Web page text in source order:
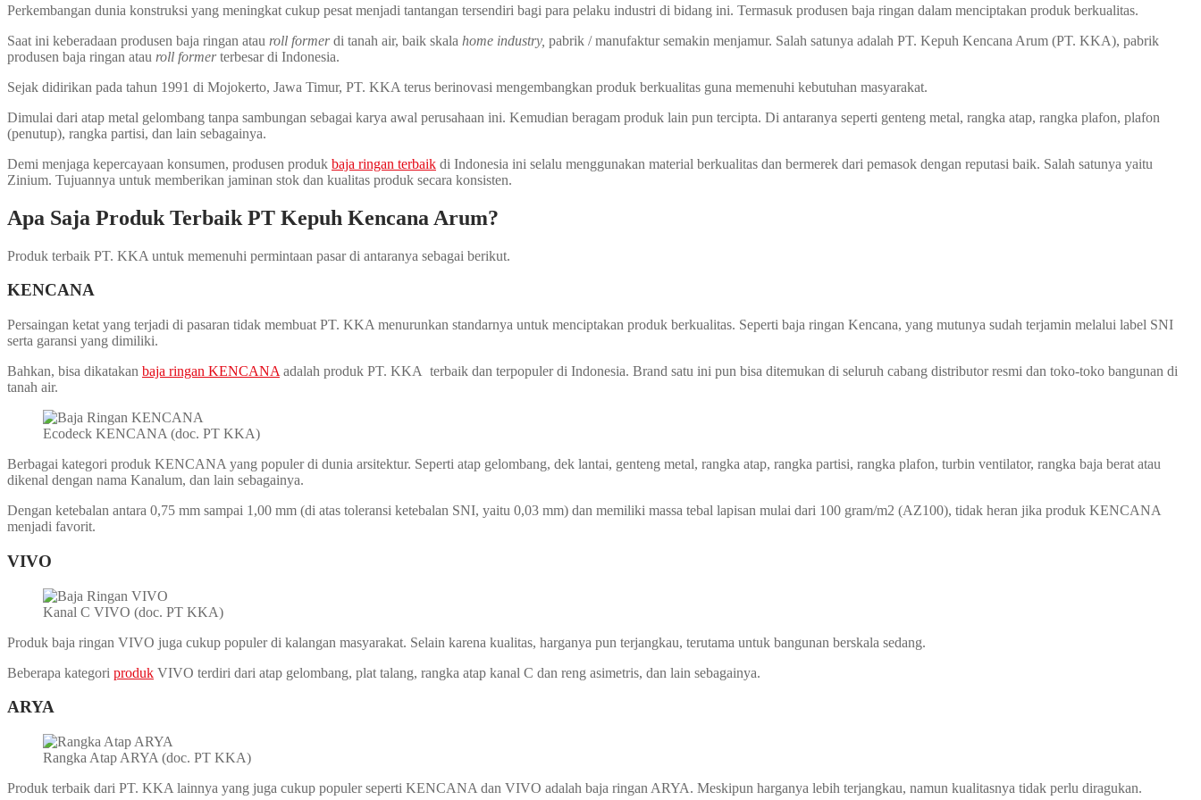
Perkembangan dunia konstruksi yang meningkat cukup pesat menjadi tantangan tersendiri bagi para pelaku industri di bidang ini. Termasuk produsen baja ringan dalam menciptakan produk berkualitas.
Saat ini keberadaan produsen baja ringan atau roll formerdi tanah air, baik skala home industry, pabrik / manufaktur semakin menjamur. Salah satunya adalah PT. Kepuh Kencana Arum (PT. KKA), pabrik
produsen baja ringan atau roll formerterbesar di Indonesia.
Sejak didirikan pada tahun 1991 di Mojokerto, Jawa Timur, PT. KKA terus berinovasi mengembangkan produk berkualitas guna memenuhi kebutuhan masyarakat.
Dimulai dari atap metal gelombang tanpa sambungan sebagai karya awal perusahaan ini. Kemudian beragam produk lain pun tercipta. Di antaranya seperti genteng metal, rangka atap, rangka plafon, plafon
(penutup), rangka partisi, dan lain sebagainya.
Demi menjaga kepercayaan konsumen, produsen produk baja ringan terbaik di Indonesia ini selalu menggunakan material berkualitas dan bermerek dari pemasok dengan reputasi baik. Salah satunya yaitu
Zinium. Tujuannya untuk memberikan jaminan stok dan kualitas produk secara konsisten.
Apa Saja Produk Terbaik PT Kepuh Kencana Arum?
Produk terbaik PT. KKA untuk memenuhi permintaan pasar di antaranya sebagai berikut.
KENCANA
Persaingan ketat yang terjadi di pasaran tidak membuat PT. KKA menurunkan standarnya untuk menciptakan produk berkualitas. Seperti baja ringan Kencana, yang mutunya sudah terjamin melalui label SNI
serta garansi yang dimiliki.
Bahkan, bisa dikatakan baja ringan KENCANA adalah produk PT. KKA terbaik dan terpopuler di Indonesia. Brand satu ini pun bisa ditemukan di seluruh cabang distributor resmi dan toko-toko bangunan di
tanah air.
Ecodeck KENCANA (doc. PT KKA)
Berbagai kategori produk KENCANA yang populer di dunia arsitektur. Seperti atap gelombang, dek lantai, genteng metal, rangka atap, rangka partisi, rangka plafon, turbin ventilator, rangka baja berat atau
dikenal dengan nama Kanalum, dan lain sebagainya.
Dengan ketebalan antara 0,75 mm sampai 1,00 mm (di atas toleransi ketebalan SNI, yaitu 0,03 mm) dan memiliki massa tebal lapisan mulai dari 100 gram/m2 (AZ100), tidak heran jika produk KENCANA
menjadi favorit.
VIVO
Kanal C VIVO (doc. PT KKA)
Produk baja ringan VIVO juga cukup populer di kalangan masyarakat. Selain karena kualitas, harganya pun terjangkau, terutama untuk bangunan berskala sedang.
Beberapa kategori produk VIVO terdiri dari atap gelombang, plat talang, rangka atap kanal C dan reng asimetris, dan lain sebagainya.
ARYA
Rangka Atap ARYA (doc. PT KKA)
Produk terbaik dari PT. KKA lainnya yang juga cukup populer seperti KENCANA dan VIVO adalah baja ringan ARYA. Meskipun harganya lebih terjangkau, namun kualitasnya tidak perlu diragukan.